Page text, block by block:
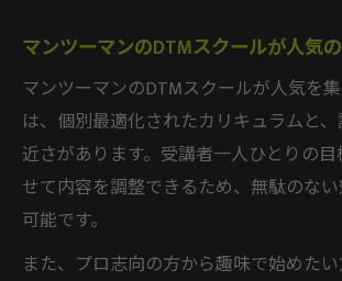
プロ講師によるDTMオンライ
魅力
DTMスクールとオンラインレ
を解説
マンツーマンのDTMスクールが人気
マンツーマンのDTMスクールが人気を
は、個別最適化されたカリキュラムと
近さがあります。受講者一人ひとりの
せて内容を調整できるため、無駄のな
可能です。
また、プロ志向の方から趣味で始めた